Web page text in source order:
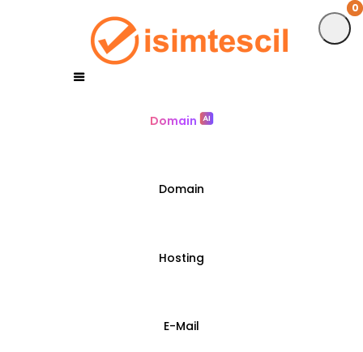
0
Domain
Domain
Hosting
E-Mail
0